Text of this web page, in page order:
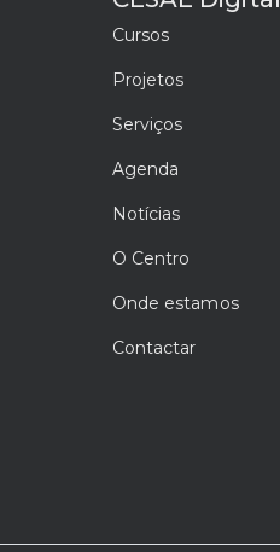
Cursos
Projetos
Serviços
Agenda
Notícias
O Centro
Onde estamos
Contactar